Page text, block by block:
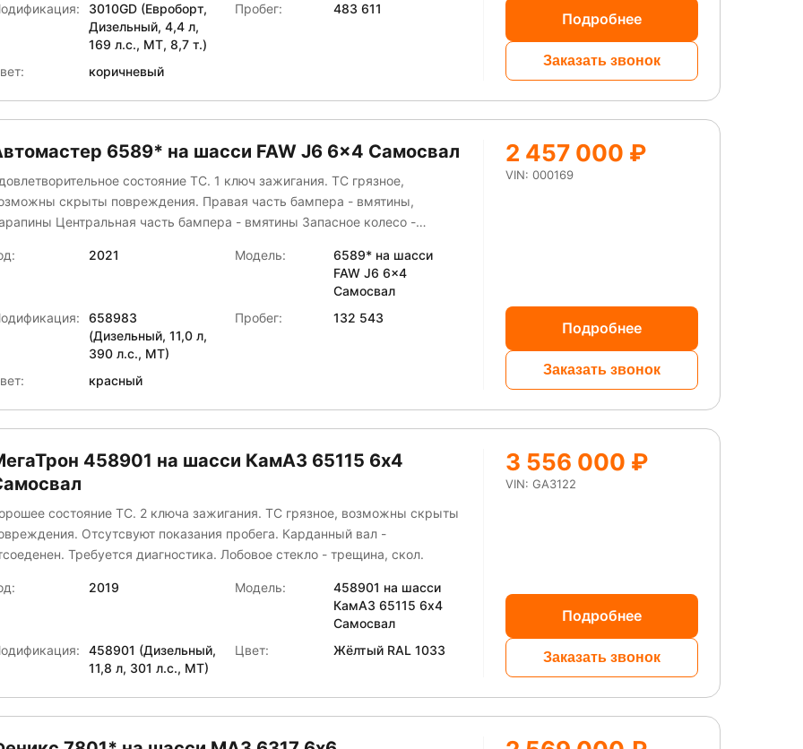
грузовики
центр "КАМАЗ"
завод Коммаш
Нижегородский Автомеханический Завод
завод
Коммунальные машины
АвтоБетон
ГРУПП
Ряжский авторемонтный завод
НН
Строительные подъемные машины (СПМ)
3010GD (Евроборт,
Дизельный, 4,4 л,
169 л.с., МТ, 8,7 т.)
Пробег: 483 611
коричневый
Подробнее
Заказать звонок
6589* на шасси FAW J6 6x4 Самосвал
состояние ТС. 1 ключ зажигания. ТС грязное,
скрыты повреждения. Правая часть бампера - вмятины,
Центральная часть бампера - вмятины Запасное колесо -
Боковые отбойники - отсутствуют Передний правый
- скол Блок управления климат-контролем - отсутствует
- отсутствует Лобовое стекло - сколы, потертости Левая часть
- коррозия царапина Корпус правой подножки - царапины Защита
выхлопной системы - замята Кронштейн правого отбойника -
Левый передний подкрылок - царапины пластика Корпус левой
- сломан
2021 Модель:
6589* на шасси
FAW J6 6x4
Самосвал
658983
(Дизельный, 11,0 л,
390 л.с., МТ)
Пробег: 132 543
красный
2 457 000 ₽
VIN: 000169
Подробнее
Заказать звонок
458901 на шасси КамАЗ 65115 6x4
состояние ТС. 2 ключа зажигания. ТС грязное, возможны скрыты
Отсутсвуют показания пробега. Карданный вал -
Требуется диагностика. Лобовое стекло - трещина, скол.
2019 Модель:
458901 на шасси
КамАЗ 65115 6x4
Самосвал
458901 (Дизельный,
11,8 л, 301 л.с., МТ)
Цвет: Жёлтый RAL 1033
3 556 000 ₽
VIN: GA3122
Подробнее
Заказать звонок